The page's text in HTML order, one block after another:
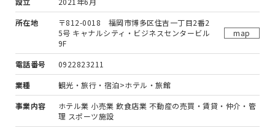
所在地
〒812-0018 福岡市博多区住吉一丁目2番2
5号 キャナルシティ・ビジネスセンタービル
9F
map
電話番号
0922823211
業種
観光・旅行・宿泊>ホテル・旅館
事業内容
ホテル業 小売業 飲食店業 不動産の売買・賃貸・仲介・管
理 スポーツ施設